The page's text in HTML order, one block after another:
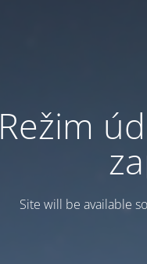
Režim
Site will be available